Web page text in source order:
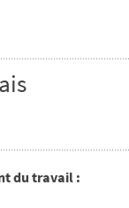
du travail :